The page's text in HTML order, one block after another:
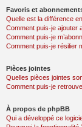
Favoris et
Quelle est la différence
Comment puis-je ajouter
Comment puis-je
Comment puis-je résilier
Pièces jointes
Quelles pièces jointes
Comment puis-je
À propos de phpBB
Qui a développé ce